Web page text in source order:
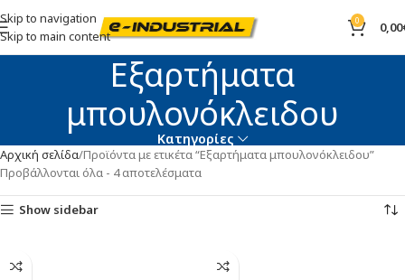
Skip to navigation
Skip to main content
0 0,00
Εξαρτήματα
μπουλονόκλειδου
Κατηγορίες
Αρχική σελίδα Προϊόντα με ετικέτα “Εξαρτήματα μπουλονόκλειδου”
Προβάλλονται όλα - 4 αποτελέσματα
Show sidebar